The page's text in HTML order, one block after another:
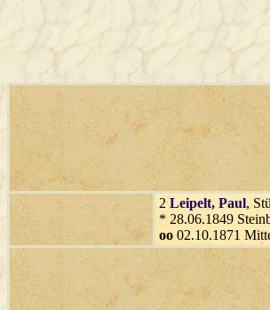
2 Leipelt, Paul,
* 28.06.1849
oo 02.10.1871